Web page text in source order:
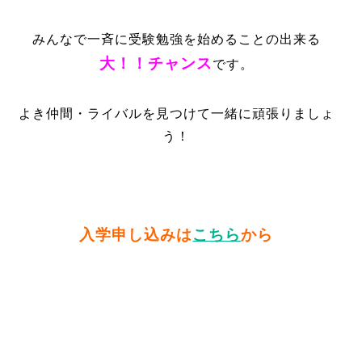
みんなで一斉に受験勉強を始めることの出来る
大！！チャンス です。
よき仲間・ライバルを見つけて一緒に頑張りましょ
う！
入学申し込みはこちらから